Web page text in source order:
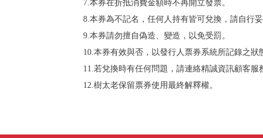
7.本券在折抵消費金額時不再開立發票。
8.本券為不記名，任何人持有皆可兌換，請自行
9.本券請勿擅自偽造、變造，以免受罰。
10.本券有效與否，以發行人票券系統所記錄之
11.若兌換時有任何問題，請連絡精誠資訊顧客服
12.樹太老保留票券使用最終解釋權。